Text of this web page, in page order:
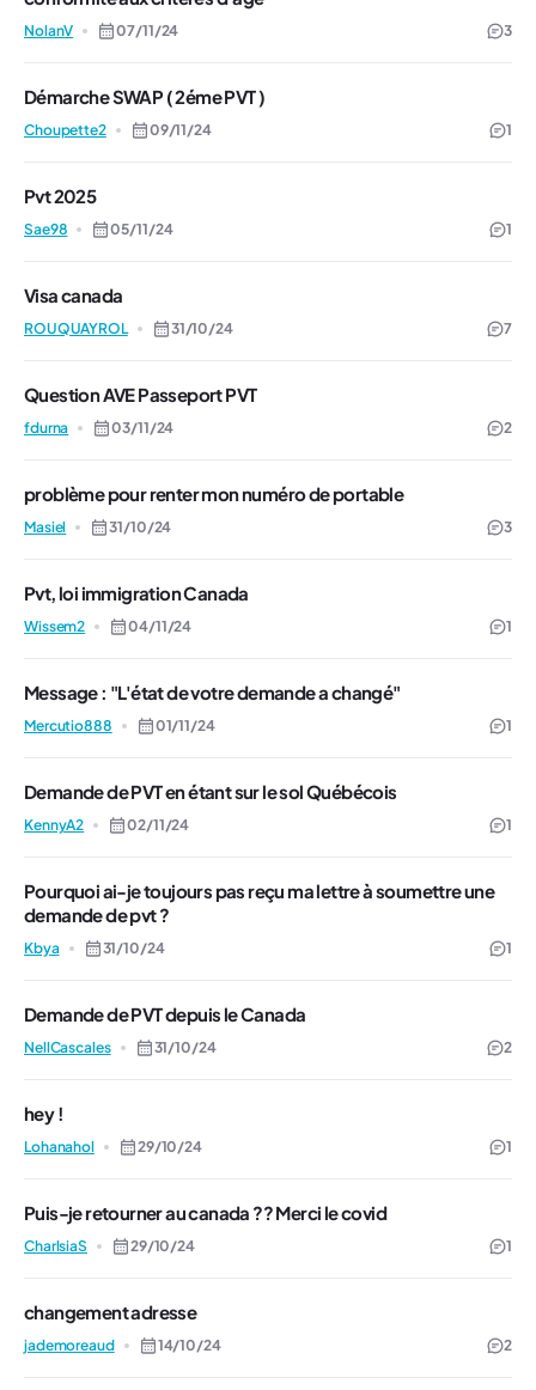
NolanV 07/11/24 3
Démarche SWAP ( 2éme PVT )
Choupette2 09/11/24 1
Pvt 2025
Sae98 05/11/24 1
Visa canada
ROUQUAYROL 31/10/24 7
Question AVE Passeport PVT
fdurna 03/11/24 2
problème pour renter mon numéro de portable
Masiel 31/10/24 3
Pvt, loi immigration Canada
Wissem2 04/11/24 1
Message : "L'état de votre demande a changé"
Mercutio888 01/11/24 1
Demande de PVT en étant sur le sol Québécois
KennyA2 02/11/24 1
Pourquoi ai-je toujours pas reçu ma lettre à soumettre une
demande de pvt ?
Kbya 31/10/24 1
Demande de PVT depuis le Canada
NellCascales 31/10/24 2
hey !
Lohanahol 29/10/24 1
Puis-je retourner au canada ?? Merci le covid
CharlsiaS 29/10/24 1
changement adresse
jademoreaud 14/10/24 2